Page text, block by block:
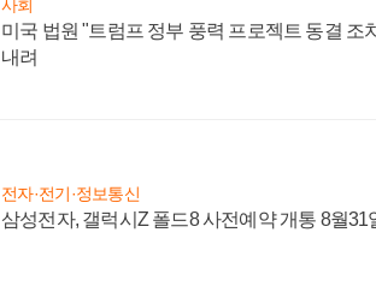
사회
미국 법원 "트럼프 정부 풍력 프로젝트 동결 조
내려
전자·전기·정보통신
삼성전자, 갤럭시Z 폴드8 사전예약 개통 8월31